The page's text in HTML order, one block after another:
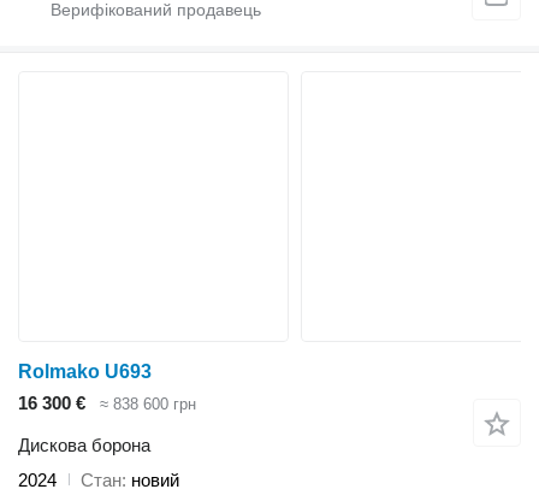
Rolmako U693
16 300 €
≈ 838 600 грн
Дискова борона
2024
Стан новий